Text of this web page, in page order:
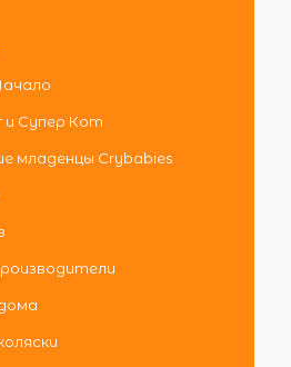
и Супер Кот
младенцы Crybabies